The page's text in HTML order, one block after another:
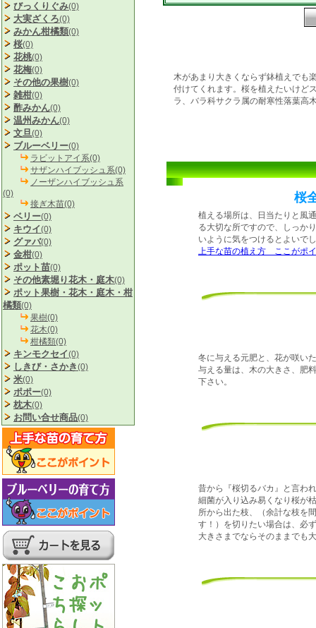
びっくりぐみ(0)
大実ざくろ(0)
みかん柑橘類(0)
桜(0)
花桃(0)
花梅(0)
その他の果樹(0)
雑柑(0)
酢みかん(0)
温州みかん(0)
文旦(0)
ブルーベリー(0)
ラビットアイ系(0)
サザンハイブッシュ系(0)
ノーザンハイブッシュ系
(0)
接ぎ木苗(0)
ベリー(0)
キウイ(0)
グァバ(0)
金柑(0)
ポット苗(0)
その他素堀り花木・庭木(0)
ポット果樹・花木・庭木・柑
橘類(0)
果樹(0)
花木(0)
柑橘類(0)
キンモクセイ(0)
しきび・さかき(0)
米(0)
ポポー(0)
枕木(0)
お問い合せ商品(0)
木があまり大きくならず鉢植えでも
付けてくれます。桜を植えたいけど
ラ、バラ科サクラ属の耐寒性落葉高
桜
植える場所は、日当たりと風
る大切な所ですので、しっか
いように気をつけるとよいで
上手な苗の植え方 ここがポ
冬に与える元肥と、花が咲い
与える量は、木の大きさ、肥
下さい。
昔から『桜切るバカ』と言わ
細菌が入り込み易くなり桜が
所から出た枝、（余計な枝を
す！）を切りたい場合は、必
大きさまでならそのままでも